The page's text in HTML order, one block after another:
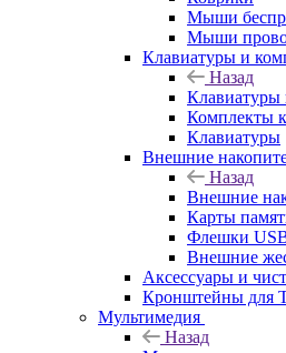
Мыши
Мыши
Клавиатуры и
Назад
Клавиатуры
Комплекты
Клавиатуры
Внешние
Назад
Внешние
Карты
Флешки
Внешние
Аксессуары и
Кронштейны для
Мультимедия
Назад